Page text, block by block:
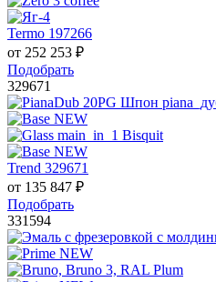
Termo 197266
от 252 253 ₽
Подобрать
329671
Trend 329671
от 135 847 ₽
Подобрать
331594